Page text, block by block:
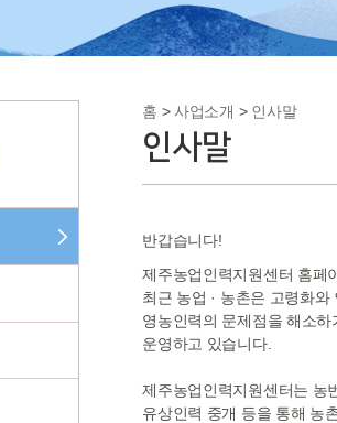
홈 >사업소개 > 인사말
인사말
반갑습니다!
제주농업인력지원센터 홈페
최근 농업 · 농촌은 고령화
영농인력의 문제점을 해소
운영하고 있습니다.
제주농업인력지원센터는 농
유상인력 중개 등을 통해 농